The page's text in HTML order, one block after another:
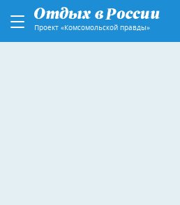
Проект «Комсомольской правды»